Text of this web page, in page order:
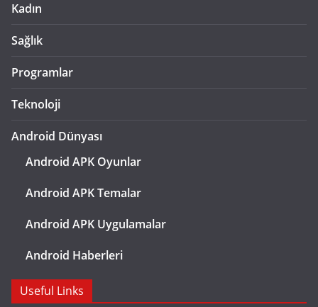
Kadın
Sağlık
Programlar
Teknoloji
Android Dünyası
Android APK Oyunlar
Android APK Temalar
Android APK Uygulamalar
Android Haberleri
Useful Links